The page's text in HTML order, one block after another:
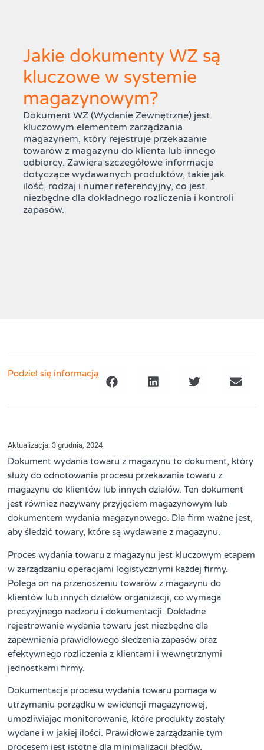
Jakie dokumenty WZ są
kluczowe w systemie
magazynowym?
Dokument WZ (Wydanie Zewnętrzne) jest
kluczowym elementem zarządzania
magazynem, który rejestruje przekazanie
towarów z magazynu do klienta lub innego
odbiorcy. Zawiera szczegółowe informacje
dotyczące wydawanych produktów, takie jak
ilość, rodzaj i numer referencyjny, co jest
niezbędne dla dokładnego rozliczenia i kontroli
zapasów.
Podziel się informacją
Aktualizacja: 3 grudnia, 2024
Dokument wydania towaru z magazynu to dokument, który
służy do odnotowania procesu przekazania towaru z
magazynu do klientów lub innych działów. Ten dokument
jest również nazywany przyjęciem magazynowym lub
dokumentem wydania magazynowego. Dla firm ważne jest,
aby śledzić towary, które są wydawane z magazynu.
Proces wydania towaru z magazynu jest kluczowym etapem
w zarządzaniu operacjami logistycznymi każdej firmy.
Polega on na przenoszeniu towarów z magazynu do
klientów lub innych działów organizacji, co wymaga
precyzyjnego nadzoru i dokumentacji. Dokładne
rejestrowanie wydania towaru jest niezbędne dla
zapewnienia prawidłowego śledzenia zapasów oraz
efektywnego rozliczenia z klientami i wewnętrznymi
jednostkami firmy.
Dokumentacja procesu wydania towaru pomaga w
utrzymaniu porządku w ewidencji magazynowej,
umożliwiając monitorowanie, które produkty zostały
wydane i w jakiej ilości. Prawidłowe zarządzanie tym
procesem jest istotne dla minimalizacji błędów,